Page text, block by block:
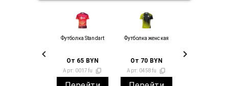
Футболка Standart
От 65 BYN
Арт: 0017fu
Футболка женская
От 70 BYN
Арт: 0458fu